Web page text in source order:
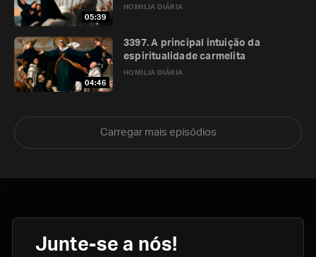
05:39
HOMILIA DIÁRIA
04:46
HOMILIA DIÁRIA
3397. A principal intuição da
espiritualidade carmelita
Carregar mais episódios
Junte-se a nós!